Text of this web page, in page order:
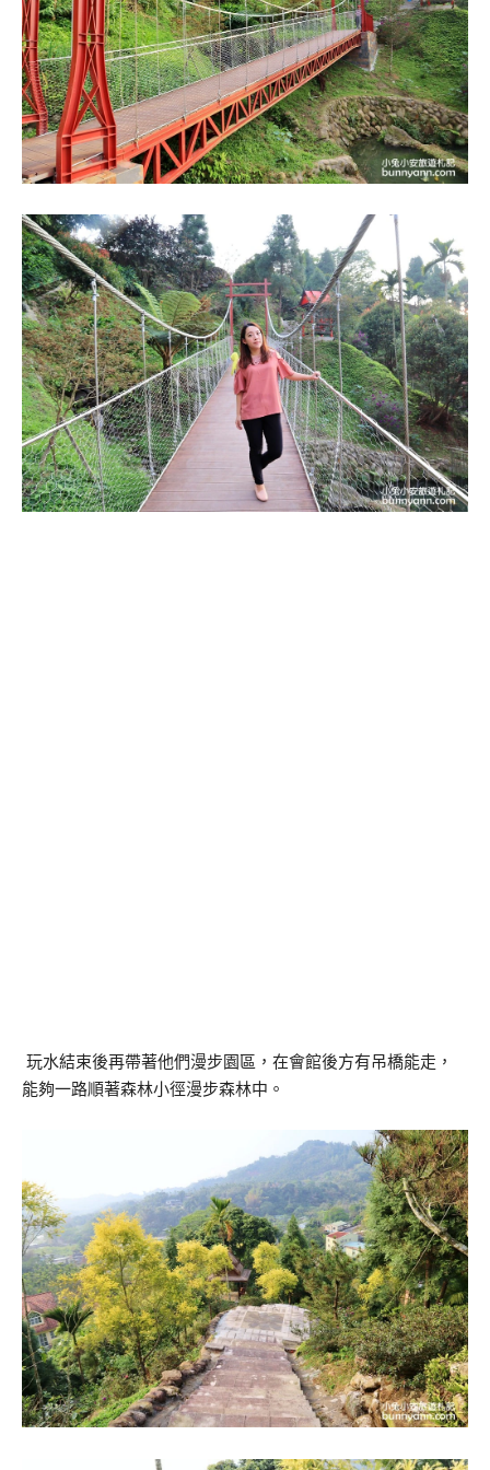
玩水結束後再帶著他們漫步園區，在會館後方有吊橋能走，
能夠一路順著森林小徑漫步森林中。